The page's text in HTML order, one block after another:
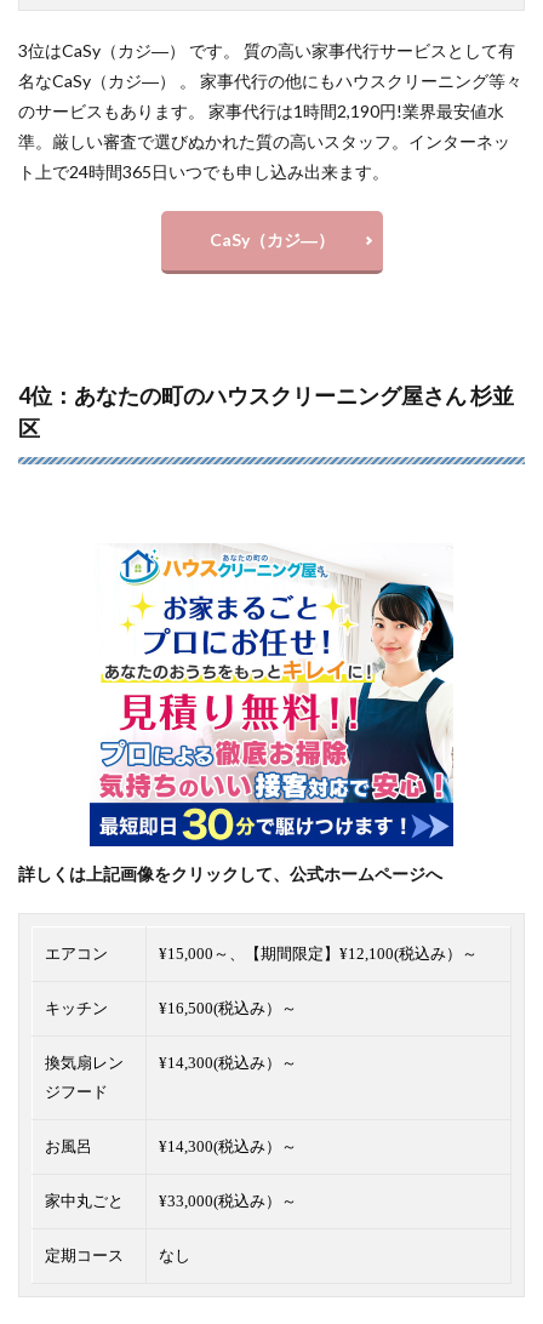
3位はCaSy（カジ―） です。 質の高い家事代行サービスとして有
名なCaSy（カジ―） 。 家事代行の他にもハウスクリーニング等々
のサービスもあります。 家事代行は1時間2,190円!業界最安値水
準。厳しい審査で選びぬかれた質の高いスタッフ。インターネッ
ト上で24時間365日いつでも申し込み出来ます。
CaSy（カジ―）
4位：あなたの町のハウスクリーニング屋さん 杉並
区
詳しくは上記画像をクリックして、公式ホームページへ
エアコン ¥15,000～、【期間限定】¥12,100(税込み）～
キッチン ¥16,500(税込み）～
換気扇レン
ジフード
¥14,300(税込み）～
お風呂 ¥14,300(税込み）～
家中丸ごと ¥33,000(税込み）～
定期コース なし